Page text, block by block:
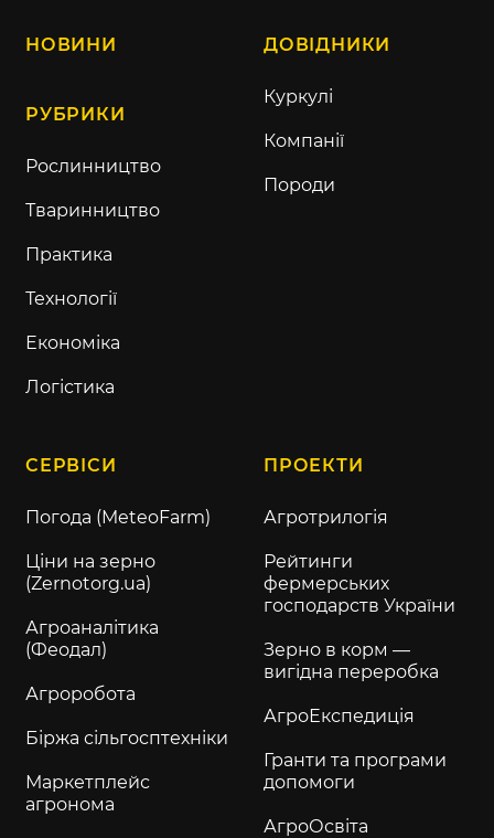
НОВИНИ
РУБРИКИ
Рослинництво
Тваринництво
Практика
Технології
Економіка
Логістика
ДОВІДНИКИ
Куркулі
Компанії
Породи
СЕРВІСИ
Погода (MeteoFarm)
Ціни на зерно
(Zernotorg.ua)
Агроаналітика
(Феодал)
Агроробота
Біржа сільгосптехніки
Маркетплейс
агронома
ПРОЕКТИ
Агротрилогія
Рейтинги
фермерських
господарств України
Зерно в корм —
вигідна переробка
АгроЕкспедиція
Гранти та програми
допомоги
АгроОсвіта